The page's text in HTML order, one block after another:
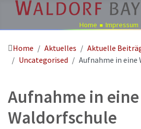
Pädagogik
Kindergärten
Schulen
Home Impressum
Home Aktuelles
Aktuelle
Uncategorised
Aufnahme in eine
Aufnahme in eine
Waldorfschule